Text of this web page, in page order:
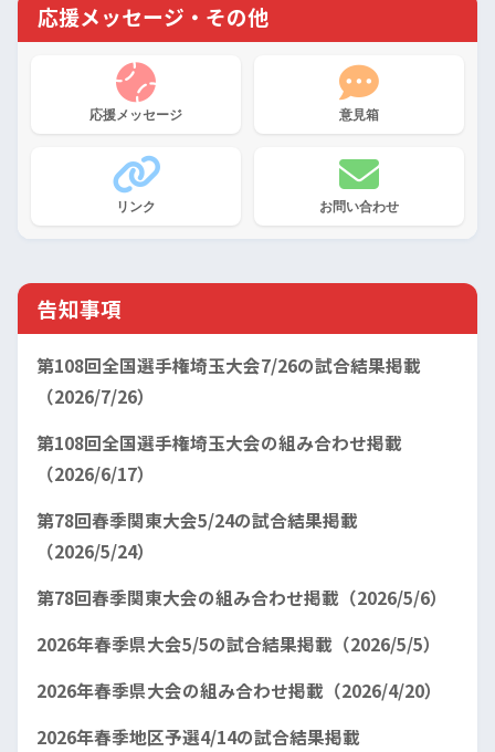
応援メッセージ・その他
応援メッセージ 意見箱
リンク お問い合わせ
告知事項
第108回全国選手権埼玉大会7/26の試合結果掲載
（2026/7/26）
第108回全国選手権埼玉大会の組み合わせ掲載
（2026/6/17）
第78回春季関東大会5/24の試合結果掲載
（2026/5/24）
第78回春季関東大会の組み合わせ掲載（2026/5/6）
2026年春季県大会5/5の試合結果掲載（2026/5/5）
2026年春季県大会の組み合わせ掲載（2026/4/20）
2026年春季地区予選4/14の試合結果掲載